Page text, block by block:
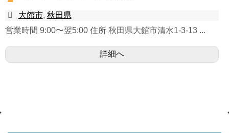
大館市, 秋田県
営業時間 9:00〜翌5:00 住所 秋田県大館市清水1-3-13 ...
詳細へ